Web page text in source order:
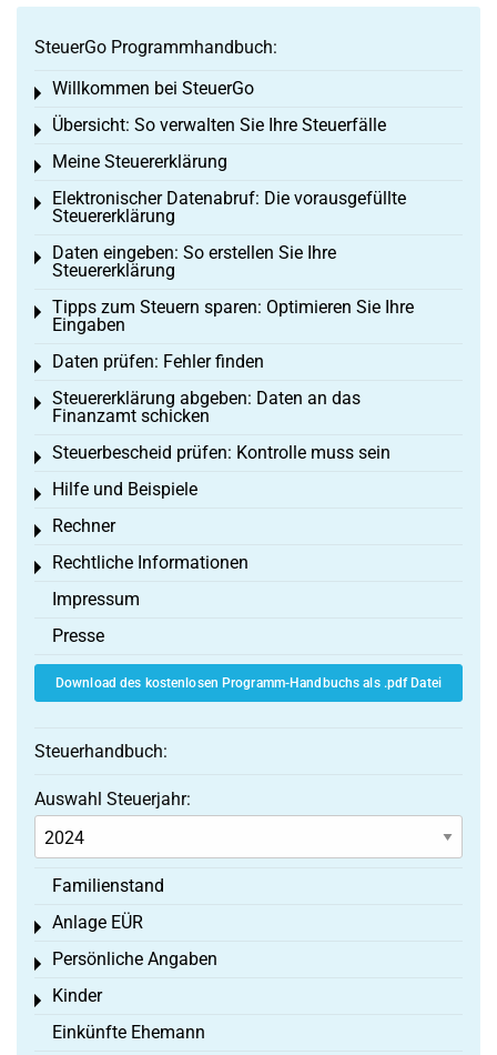
SteuerGo Programmhandbuch:
Willkommen bei SteuerGo
Toggle menu
Übersicht: So verwalten Sie Ihre Steuerfälle
Toggle menu
Meine Steuererklärung
Toggle menu
Elektronischer Datenabruf: Die vorausgefüllte
Steuererklärung
Toggle menu
Daten eingeben: So erstellen Sie Ihre
Steuererklärung
Toggle menu
Tipps zum Steuern sparen: Optimieren Sie Ihre
Eingaben
Toggle menu
Daten prüfen: Fehler finden
Toggle menu
Steuererklärung abgeben: Daten an das
Finanzamt schicken
Toggle menu
Steuerbescheid prüfen: Kontrolle muss sein
Toggle menu
Hilfe und Beispiele
Toggle menu
Rechner
Toggle menu
Rechtliche Informationen
Toggle menu
Impressum
Presse
Download des kostenlosen Programm-Handbuchs als .pdf Datei
Steuerhandbuch:
Auswahl Steuerjahr:
Familienstand
Anlage EÜR
Toggle menu
Persönliche Angaben
Toggle menu
Kinder
Toggle menu
Einkünfte Ehemann